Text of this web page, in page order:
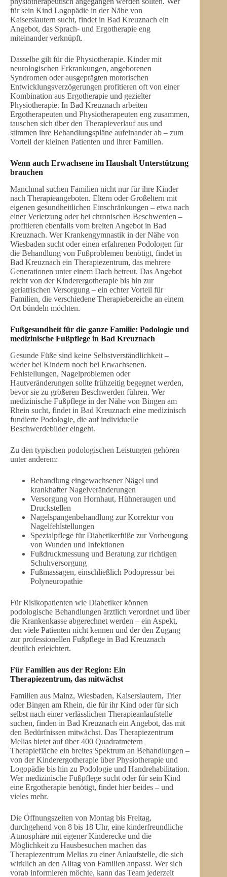
für sein Kind Logopädie in der Nähe von
Kaiserslautern sucht, findet in Bad Kreuznach ein
Angebot, das Sprach- und Ergotherapie eng
miteinander verknüpft.
Dasselbe gilt für die Physiotherapie. Kinder mit
neurologischen Erkrankungen, angeborenen
Syndromen oder ausgeprägten motorischen
Entwicklungsverzögerungen profitieren oft von einer
Kombination aus Ergotherapie und gezielter
Physiotherapie. In Bad Kreuznach arbeiten
Ergotherapeuten und Physiotherapeuten eng zusammen,
tauschen sich über den Therapieverlauf aus und
stimmen ihre Behandlungspläne aufeinander ab – zum
Vorteil der kleinen Patienten und ihrer Familien.
Wenn auch Erwachsene im Haushalt Unterstützung
brauchen
Manchmal suchen Familien nicht nur für ihre Kinder
nach Therapieangeboten. Eltern oder Großeltern mit
eigenen gesundheitlichen Einschränkungen – etwa nach
einer Verletzung oder bei chronischen Beschwerden –
profitieren ebenfalls vom breiten Angebot in Bad
Kreuznach. Wer Krankengymnastik in der Nähe von
Wiesbaden sucht oder einen erfahrenen Podologen für
die Behandlung von Fußproblemen benötigt, findet in
Bad Kreuznach ein Therapiezentrum, das mehrere
Generationen unter einem Dach betreut. Das Angebot
reicht von der Kinderergotherapie bis hin zur
geriatrischen Versorgung – ein echter Vorteil für
Familien, die verschiedene Therapiebereiche an einem
Ort bündeln möchten.
Fußgesundheit für die ganze Familie: Podologie und
medizinische Fußpflege in Bad Kreuznach
Gesunde Füße sind keine Selbstverständlichkeit –
weder bei Kindern noch bei Erwachsenen.
Fehlstellungen, Nagelproblemen oder
Hautveränderungen sollte frühzeitig begegnet werden,
bevor sie zu größeren Beschwerden führen. Wer
medizinische Fußpflege in der Nähe von Bingen am
Rhein sucht, findet in Bad Kreuznach eine medizinisch
fundierte Podologie, die auf individuelle
Beschwerdebilder eingeht.
Zu den typischen podologischen Leistungen gehören
unter anderem:
Behandlung eingewachsener Nägel und
krankhafter Nagelveränderungen
Versorgung von Hornhaut, Hühneraugen und
Druckstellen
Nagelspangenbehandlung zur Korrektur von
Nagelfehlstellungen
Spezialpflege für Diabetikerfüße zur Vorbeugung
von Wunden und Infektionen
Fußdruckmessung und Beratung zur richtigen
Schuhversorgung
Fußmassagen, einschließlich Podopressur bei
Polyneuropathie
Für Risikopatienten wie Diabetiker können
podologische Behandlungen ärztlich verordnet und über
die Krankenkasse abgerechnet werden – ein Aspekt,
den viele Patienten nicht kennen und der den Zugang
zur professionellen Fußpflege in Bad Kreuznach
deutlich erleichtert.
Für Familien aus der Region: Ein
Therapiezentrum, das mitwächst
Familien aus Mainz, Wiesbaden, Kaiserslautern, Trier
oder Bingen am Rhein, die für ihr Kind oder für sich
selbst nach einer verlässlichen Therapieanlaufstelle
suchen, finden in Bad Kreuznach ein Angebot, das mit
den Bedürfnissen mitwächst. Das Therapiezentrum
Melias bietet auf über 400 Quadratmetern
Therapiefläche ein breites Spektrum an Behandlungen –
von der Kinderergotherapie über Physiotherapie und
Logopädie bis hin zu Podologie und Handrehabilitation.
Wer medizinische Fußpflege sucht oder für sein Kind
eine Ergotherapie benötigt, findet hier beides – und
vieles mehr.
Die Öffnungszeiten von Montag bis Freitag,
durchgehend von 8 bis 18 Uhr, eine kinderfreundliche
Atmosphäre mit eigener Kinderecke und die
Möglichkeit zu Hausbesuchen machen das
Therapiezentrum Melias zu einer Anlaufstelle, die sich
wirklich an den Alltag von Familien anpasst. Wer sich
vorab informieren möchte, kann das Team jederzeit